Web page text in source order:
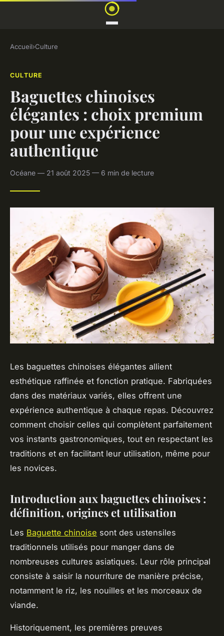
Accueil›Culture
CULTURE
Baguettes chinoises
élégantes : choix premium
pour une expérience
authentique
Océane — 21 août 2025 — 6 min de lecture
Les baguettes chinoises élégantes allient
esthétique raffinée et fonction pratique. Fabriquées
dans des matériaux variés, elles offrent une
expérience authentique à chaque repas. Découvrez
comment choisir celles qui complètent parfaitement
vos instants gastronomiques, tout en respectant les
traditions et en facilitant leur utilisation, même pour
les novices.
Introduction aux baguettes chinoises :
définition, origines et utilisation
Les Baguette chinoise sont des ustensiles
traditionnels utilisés pour manger dans de
nombreuses cultures asiatiques. Leur rôle principal
consiste à saisir la nourriture de manière précise,
notamment le riz, les nouilles et les morceaux de
viande.
Historiquement, les premières preuves